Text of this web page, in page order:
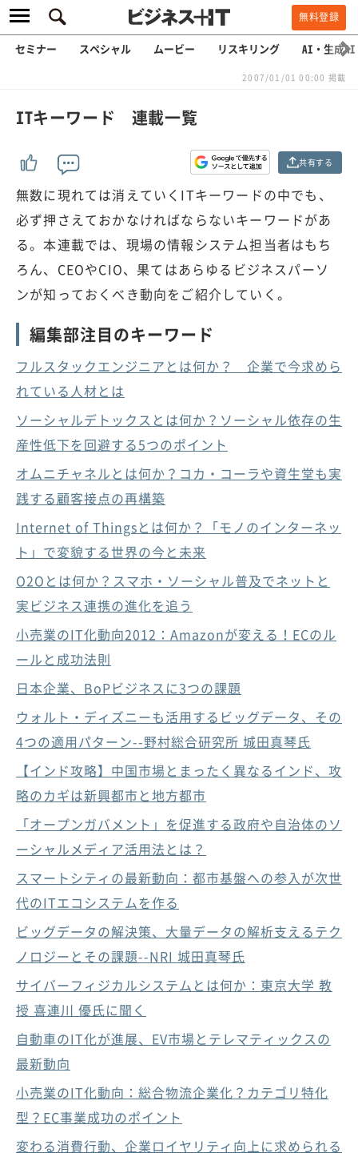
無料登録
セミナー スペシャル ムービー リスキリング AI・生成AI
2007/01/01 00:00 掲載
ITキーワード 連載一覧
共有する
無数に現れては消えていくITキーワードの中でも、
必ず押さえておかなければならないキーワードがあ
る。本連載では、現場の情報システム担当者はもち
ろん、CEOやCIO、果てはあらゆるビジネスパーソ
ンが知っておくべき動向をご紹介していく。
編集部注目のキーワード
フルスタックエンジニアとは何か？ 企業で今求めら
れている人材とは
ソーシャルデトックスとは何か？ソーシャル依存の生
産性低下を回避する5つのポイント
オムニチャネルとは何か？コカ・コーラや資生堂も実
践する顧客接点の再構築
Internet of Thingsとは何か？「モノのインターネッ
ト」で変貌する世界の今と未来
O2Oとは何か？スマホ・ソーシャル普及でネットと
実ビジネス連携の進化を追う
小売業のIT化動向2012：Amazonが変える！ECのル
ールと成功法則
日本企業、BoPビジネスに3つの課題
ウォルト・ディズニーも活用するビッグデータ、その
4つの適用パターン--野村総合研究所 城田真琴氏
【インド攻略】中国市場とまったく異なるインド、攻
略のカギは新興都市と地方都市
「オープンガバメント」を促進する政府や自治体のソ
ーシャルメディア活用法とは？
スマートシティの最新動向：都市基盤への参入が次世
代のITエコシステムを作る
ビッグデータの解決策、大量データの解析支えるテク
ノロジーとその課題--NRI 城田真琴氏
サイバーフィジカルシステムとは何か：東京大学 教
授 喜連川 優氏に聞く
自動車のIT化が進展、EV市場とテレマティックスの
最新動向
小売業のIT化動向：総合物流企業化？カテゴリ特化
型？EC事業成功のポイント
変わる消費行動、企業ロイヤリティ向上に求められる